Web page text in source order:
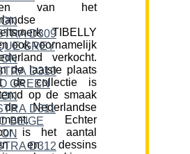
van het
TIBELLY
ook voornamelijk
verkocht.
de laatste plaats
de collectie is
op de smaak
Nederlandse
Echter
is het aantal
en dessins